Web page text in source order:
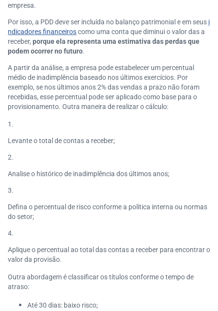
empresa.
Por isso, a PDD deve ser incluída no balanço patrimonial e em seus i
ndicadores financeiroscomo uma conta que diminui o valor das a
receber, porque ela representa uma estimativa das perdas que
podem ocorrer no futuro.
A partir da análise, a empresa pode estabelecer um percentual
médio de inadimplência baseado nos últimos exercícios. Por
exemplo, se nos últimos anos 2% das vendas a prazo não foram
recebidas, esse percentual pode ser aplicado como base para o
provisionamento. Outra maneira de realizar o cálculo:
Levante o total de contas a receber;
Analise o histórico de inadimplência dos últimos anos;
Defina o percentual de risco conforme a política interna ou normas
do setor;
Aplique o percentual ao total das contas a receber para encontrar o
valor da provisão.
Outra abordagem é classificar os títulos conforme o tempo de
atraso:
Até 30 dias: baixo risco;